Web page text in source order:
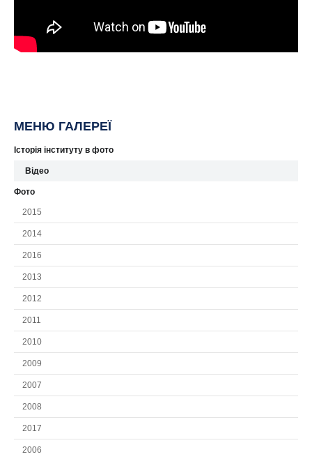
МЕНЮ ГАЛЕРЕЇ
Історія інституту в фото
Відео
Фото
2015
2014
2016
2013
2012
2011
2010
2009
2007
2008
2017
2006